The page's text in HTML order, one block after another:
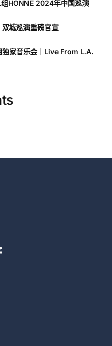
HONNE 2024年中国巡演
城巡演重磅官宣
独家音乐会｜Live From L.A.